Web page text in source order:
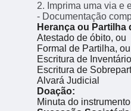
2. Imprima uma via e
- Documentação
Herança ou Partilha
Atestado de óbito, ou
Formal de Partilha, ou
Escritura de
Escritura de
Alvará Judicial
Doação:
Minuta do